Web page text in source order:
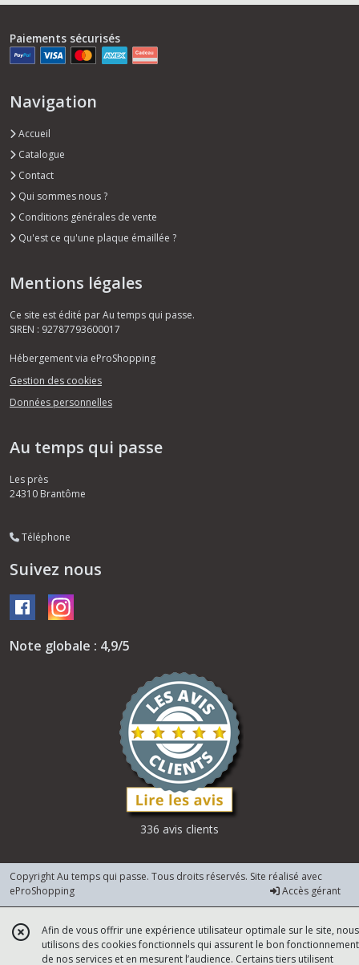
Paiements sécurisés
Navigation
Accueil
Catalogue
Contact
Qui sommes nous ?
Conditions générales de vente
Qu'est ce qu'une plaque émaillée ?
Mentions légales
Ce site est édité par Au temps qui passe.
SIREN : 92787793600017
Hébergement via eProShopping
Gestion des cookies
Données personnelles
Au temps qui passe
Les près
24310 Brantôme
Téléphone
Suivez nous
Note globale : 4,9/5
336 avis clients
Copyright Au temps qui passe. Tous droits réservés. Site réalisé avec
eProShopping
Accès gérant
Afin de vous offrir une expérience utilisateur optimale sur le site, nous
utilisons des cookies fonctionnels qui assurent le bon fonctionnement
de nos services et en mesurent l’audience. Certains tiers utilisent